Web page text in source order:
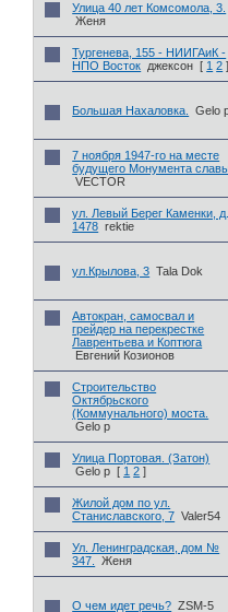
Улица 40 лет Комсомола, 3.
Женя
Тургенева, 155 - НИИГАиК -
НПО Восток джексон [ 1 2 ]
Большая Нахаловка. Gelo
7 ноября 1947-го на месте
будущего Монумента
VECTOR
ул. Левый Берег Каменки, д.
1478 rektie
ул.Крылова, 3 Tala Dok
Автокран, самосвал и
грейдер на перекрестке
Лаврентьева и Коптюга
Евгений Козионов
Строительство
Октябрьского
(Коммунального) моста.
Gelo p
Улица Портовая. (Затон)
Gelo p [ 1 2 ]
Жилой дом по ул.
Станиславского, 7 Valer54
Ул. Ленинградская, дом №
347.
Женя
О чем идет речь? ZSM-5